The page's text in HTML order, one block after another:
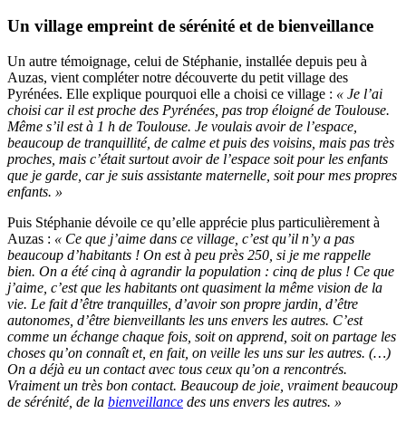
Un village empreint de sérénité et de bienveillance
Un autre témoignage, celui de Stéphanie, installée depuis peu à
Auzas, vient compléter notre découverte du petit village des
Pyrénées. Elle explique pourquoi elle a choisi ce village : « Je l’ai
choisi car il est proche des Pyrénées, pas trop éloigné de Toulouse.
Même s’il est à 1 h de Toulouse. Je voulais avoir de l’espace,
beaucoup de tranquillité, de calme et puis des voisins, mais pas très
proches, mais c’était surtout avoir de l’espace soit pour les enfants
que je garde, car je suis assistante maternelle, soit pour mes propres
enfants. »
Puis Stéphanie dévoile ce qu’elle apprécie plus particulièrement à
Auzas : « Ce que j’aime dans ce village, c’est qu’il n’y a pas
beaucoup d’habitants ! On est à peu près 250, si je me rappelle
bien. On a été cinq à agrandir la population : cinq de plus ! Ce que
j’aime, c’est que les habitants ont quasiment la même vision de la
vie. Le fait d’être tranquilles, d’avoir son propre jardin, d’être
autonomes, d’être bienveillants les uns envers les autres. C’est
comme un échange chaque fois, soit on apprend, soit on partage les
choses qu’on connaît et, en fait, on veille les uns sur les autres. (…)
On a déjà eu un contact avec tous ceux qu’on a rencontrés.
Vraiment un très bon contact. Beaucoup de joie, vraiment beaucoup
de sérénité, de la bienveillance des uns envers les autres. »